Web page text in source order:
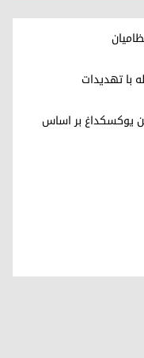
با تهدیدات
یوکسکداغ بر اساس